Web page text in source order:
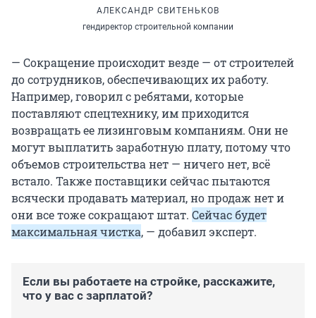
АЛЕКСАНДР СВИТЕНЬКОВ
гендиректор строительной компании
— Сокращение происходит везде — от строителей
до сотрудников, обеспечивающих их работу.
Например, говорил с ребятами, которые
поставляют спецтехнику, им приходится
возвращать ее лизинговым компаниям. Они не
могут выплатить заработную плату, потому что
объемов строительства нет — ничего нет, всё
встало. Также поставщики сейчас пытаются
всячески продавать материал, но продаж нет и
они все тоже сокращают штат. Сейчас будет
максимальная чистка, — добавил эксперт.
Если вы работаете на стройке, расскажите,
что у вас с зарплатой?